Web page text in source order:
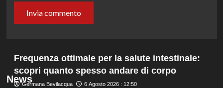
News
Frequenza ottimale per la salute intestinale:
scopri quanto spesso andare di corpo
Germana Bevilacqua 6 Agosto 2026 : 12:50